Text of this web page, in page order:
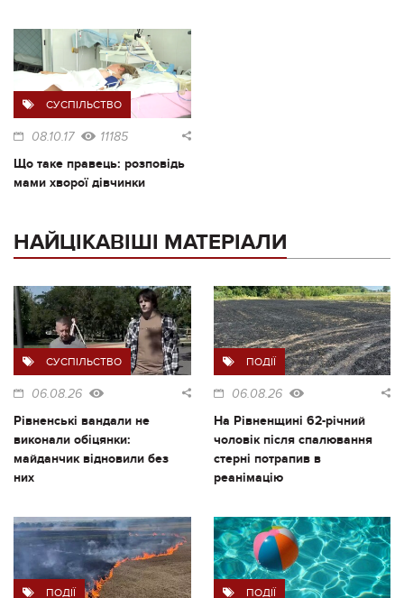
СУСПІЛЬСТВО
08.10.17 11185
Що таке правець: розповідь
мами хворої дівчинки
НАЙЦІКАВІШІ МАТЕРІАЛИ
СУСПІЛЬСТВО
06.08.26
Рівненські вандали не
виконали обіцянки:
майданчик відновили без
них
ПОДІЇ
06.08.26
На Рівненщині 62-річний
чоловік після спалювання
стерні потрапив в
реанімацію
ПОДІЇ ПОДІЇ